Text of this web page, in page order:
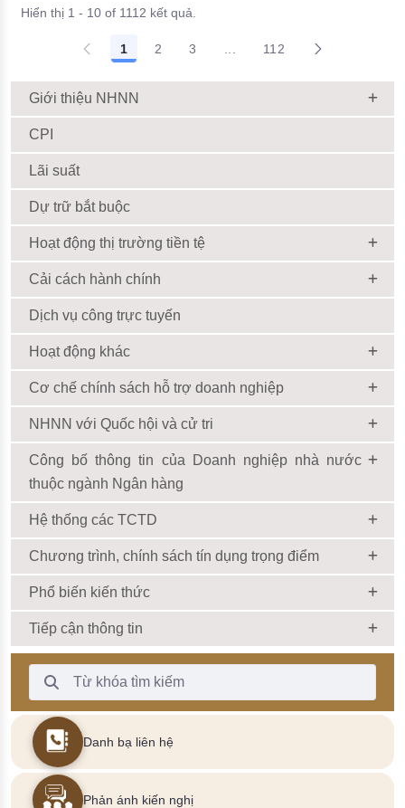
Hiển thị 1 - 10 of 1112 kết quả.
1 2 3 112
Giới thiệu NHNN
CPI
Lãi suất
Dự trữ bắt buộc
Hoạt động thị trường tiền tệ
Cải cách hành chính
Dịch vụ công trực tuyến
Hoạt động khác
Cơ chế chính sách hỗ trợ doanh nghiệp
NHNN với Quốc hội và cử tri
Công bố thông tin của Doanh nghiệp nhà nước
thuộc ngành Ngân hàng
Hệ thống các TCTD
Chương trình, chính sách tín dụng trọng điểm
Phổ biến kiến thức
Tiếp cận thông tin
Thanh Tìm kiếm
Danh bạ liên hệ
Phản ánh kiến nghị